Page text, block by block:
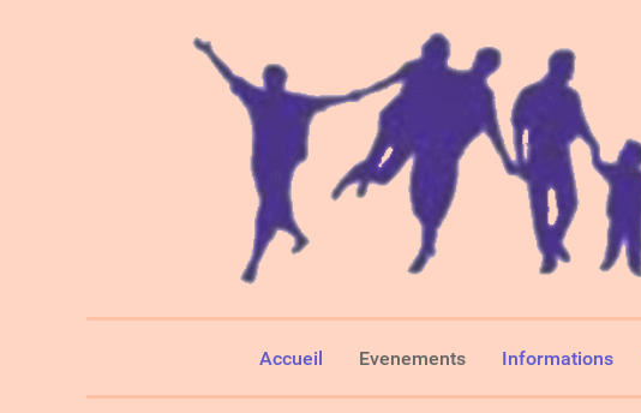
Accueil Evenements Informations